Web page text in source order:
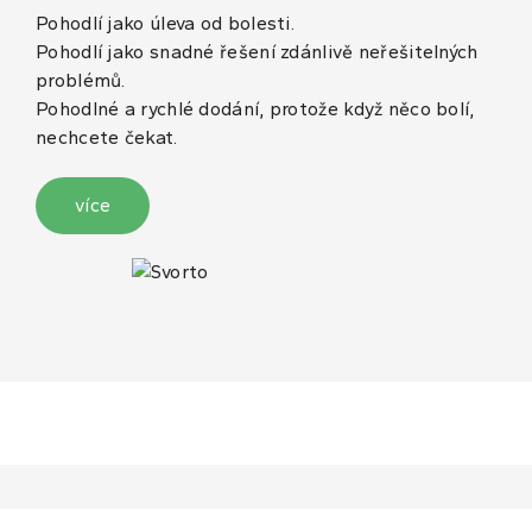
Pohodlí jako úleva od bolesti.
Pohodlí jako snadné řešení zdánlivě neřešitelných
problémů.
Pohodlné a rychlé dodání, protože když něco bolí,
nechcete čekat.
více